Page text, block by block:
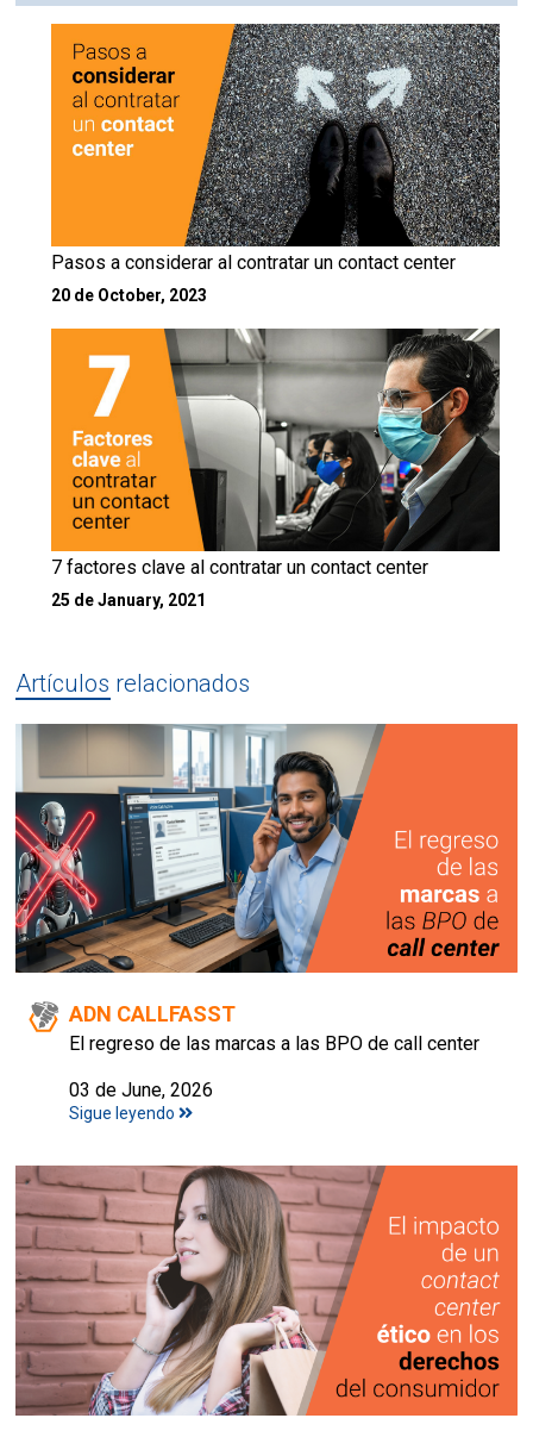
Pasos a considerar al contratar un contact center
20 de October, 2023
7 factores clave al contratar un contact center
25 de January, 2021
Artículos relacionados
ADN CALLFASST
El regreso de las marcas a las BPO de call center
03 de June, 2026
Sigue leyendo